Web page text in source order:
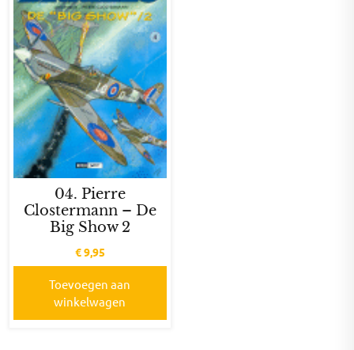
04. Pierre
Clostermann – De
Big Show 2
€9,95
Toevoegen aan
winkelwagen